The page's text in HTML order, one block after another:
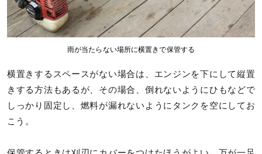
雨が当たらない場所に横置きで保管する
横置きするスペースがない場合は、エンジンを下にして縦置
きする方法もあるが、その場合、倒れないようにひもなどで
しっかり固定し、燃料が漏れないようにタンクを空にしてお
こう。